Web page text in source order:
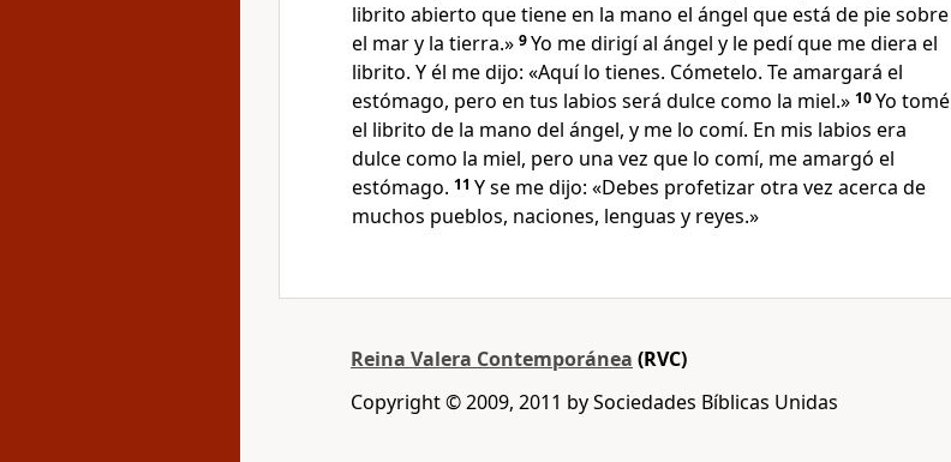
librito abierto que tiene en la mano el ángel que está de pie sobre
el mar y la tierra.» 9Yo me dirigí al ángel y le pedí que me diera el
librito. Y él me dijo: «Aquí lo tienes. Cómetelo. Te amargará el
estómago, pero en tus labios será dulce como la miel.» 10Yo tomé
el librito de la mano del ángel, y me lo comí. En mis labios era
dulce como la miel, pero una vez que lo comí, me amargó el
estómago. 11 Y se me dijo: «Debes profetizar otra vez acerca de
muchos pueblos, naciones, lenguas y reyes.»
Reina Valera Contemporánea (RVC)
Copyright © 2009, 2011 by Sociedades Bíblicas Unidas